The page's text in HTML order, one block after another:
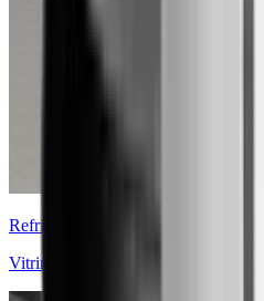
Refrigeración Comercial
Vitrinas, congeladores y cámaras frías